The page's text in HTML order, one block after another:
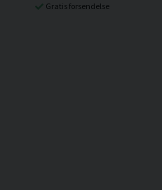
Gratis forsendelse